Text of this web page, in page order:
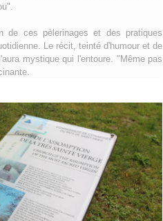
de ces pèlerinages et des pratiques
Le récit, teinté d'humour et de
mystique qui l'entoure. "Même pas